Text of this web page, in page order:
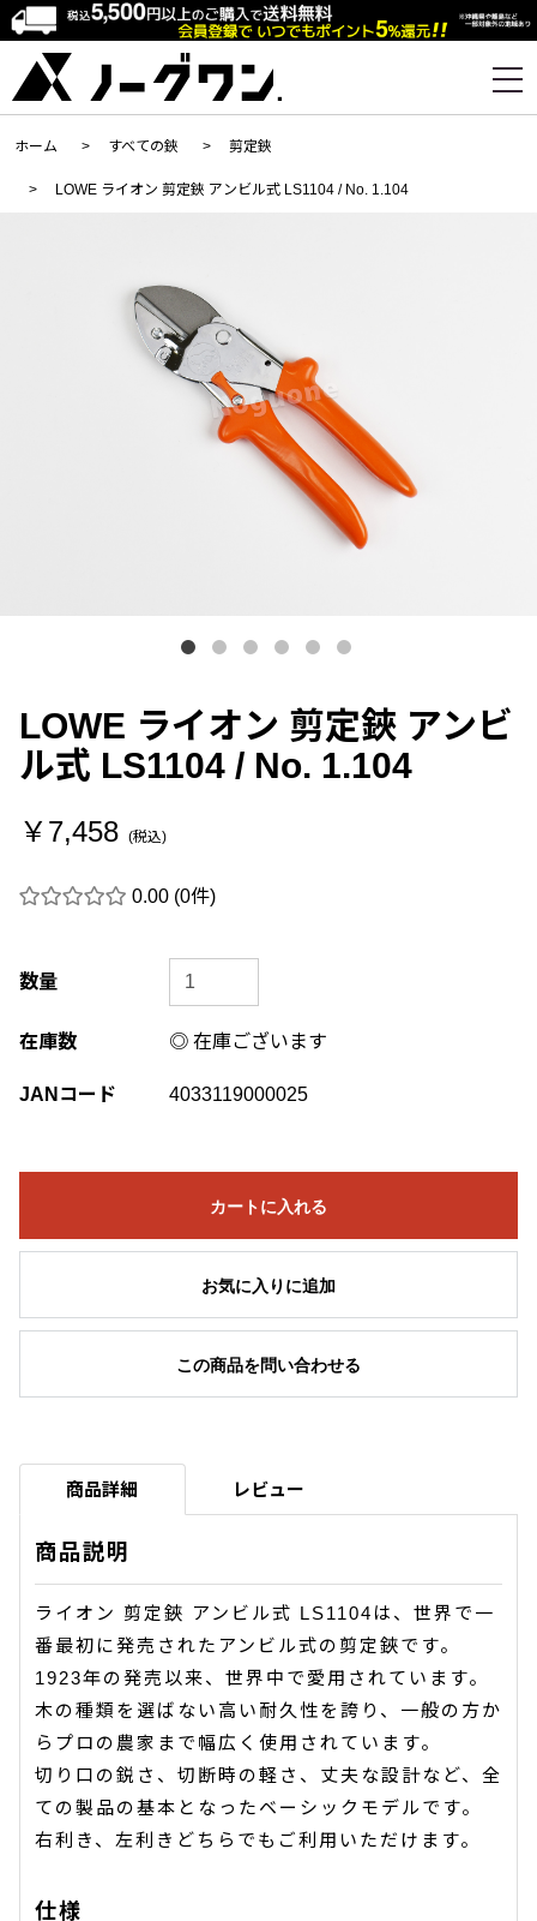
ホーム > すべての鋏 > 剪定鋏
> LOWE ライオン 剪定鋏 アンビル式 LS1104 / No. 1.104
LOWE ライオン 剪定鋏 アンビ
ル式 LS1104 / No. 1.104
￥7,458 (税込)
0.00 (0件)
数量
在庫数 ◎ 在庫ございます
JANコード 4033119000025
カートに入れる
お気に入りに追加
この商品を問い合わせる
商品詳細 レビュー
商品説明
ライオン 剪定鋏 アンビル式 LS1104は、世界で一
番最初に発売されたアンビル式の剪定鋏です。
1923年の発売以来、世界中で愛用されています。
木の種類を選ばない高い耐久性を誇り、一般の方か
らプロの農家まで幅広く使用されています。
切り口の鋭さ、切断時の軽さ、丈夫な設計など、全
ての製品の基本となったベーシックモデルです。
右利き、左利きどちらでもご利用いただけます。
仕様